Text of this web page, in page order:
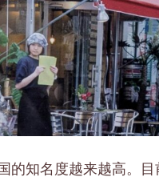
的知名度越来越高。